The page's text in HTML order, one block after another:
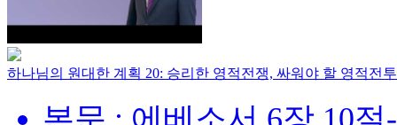
하나님의 원대한 계획 20: 승리한 영적전쟁, 싸워야 할 영적전투